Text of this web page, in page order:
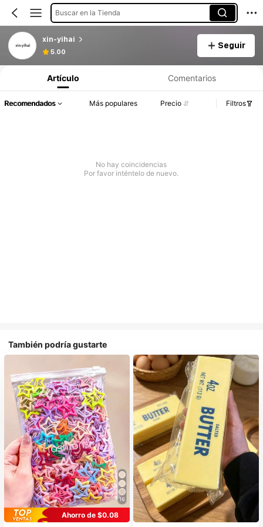
Buscar en la Tienda
xin-yihai
5.00
Seguir
Artículo Comentarios
Recomendados Más populares Precio Filtros
No hay coincidencias
Por favor inténtelo de nuevo.
También podría gustarte
16
Ahorro de $0.08